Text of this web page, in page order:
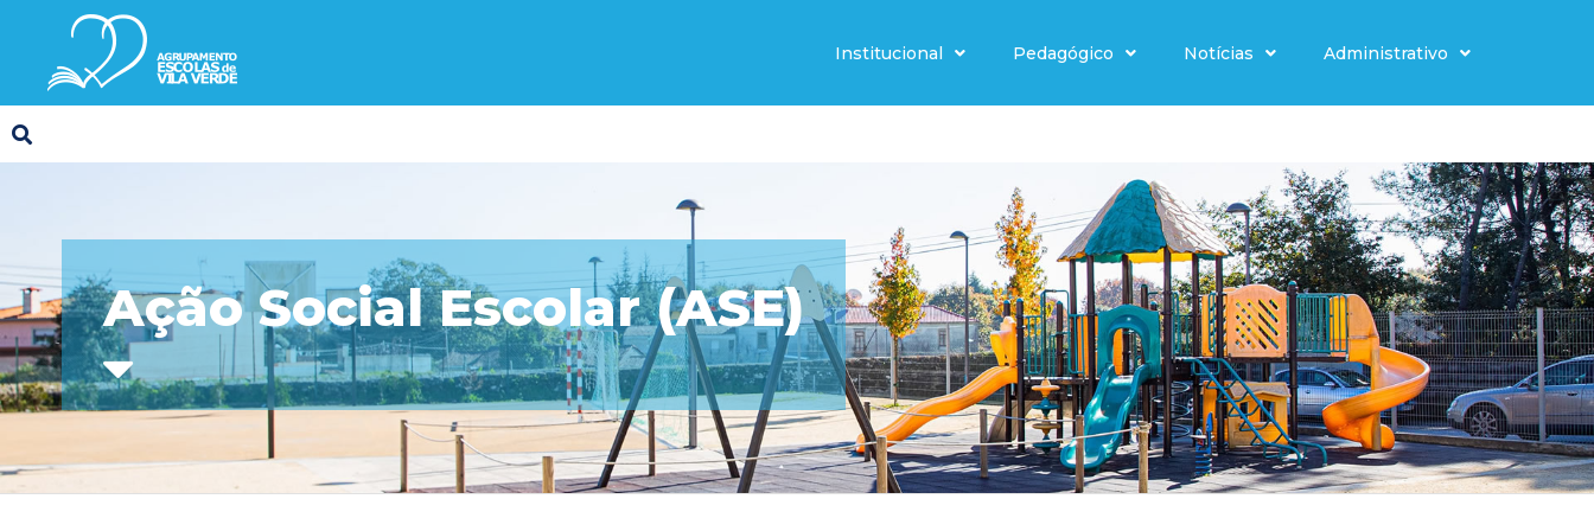
Institucional Pedagógico Notícias Administrativo
Ação Social Escolar (ASE)